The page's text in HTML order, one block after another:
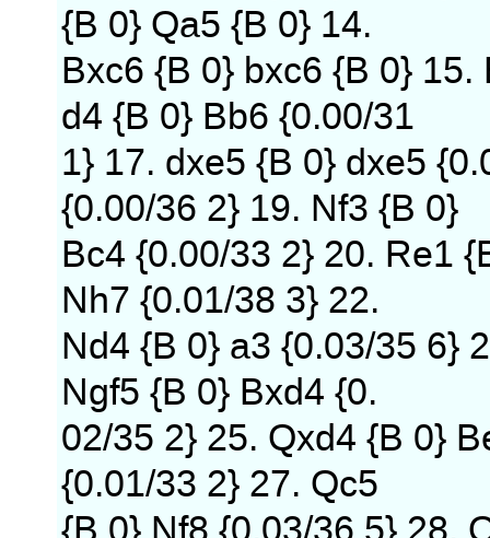
{B 0} Qa5 {B 0} 14.
Bxc6 {B 0} bxc6 {B 0}
d4 {B 0} Bb6 {0.00/31
1} 17. dxe5 {B 0} dxe5
{0.00/36 2} 19. Nf3 {B 0}
Bc4 {0.00/33 2} 20. Re1
Nh7 {0.01/38 3} 22.
Nd4 {B 0} a3 {0.03/35 6}
Ngf5 {B 0} Bxd4 {0.
02/35 2} 25. Qxd4 {B 0}
{0.01/33 2} 27. Qc5